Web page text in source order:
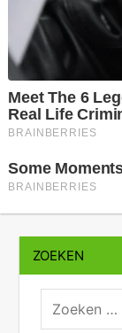
ZOEKEN
zoeken: